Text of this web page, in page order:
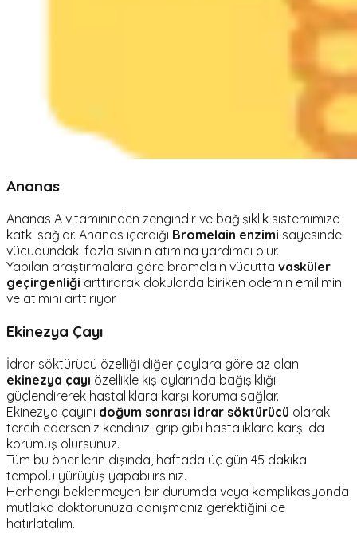
Ananas
Ananas A vitamininden zengindir ve bağışıklık sistemimize
katkı sağlar. Ananas içerdiği Bromelain enzimi sayesinde
vücudundaki fazla sıvının atımına yardımcı olur.
Yapılan araştırmalara göre bromelain vücutta vasküler
geçirgenliği arttırarak dokularda biriken ödemin emilimini
ve atımını arttırıyor.
Ekinezya Çayı
İdrar söktürücü özelliği diğer çaylara göre az olan
ekinezya çayı özellikle kış aylarında bağışıklığı
güçlendirerek hastalıklara karşı koruma sağlar.
Ekinezya çayını doğum sonrası idrar söktürücü olarak
tercih ederseniz kendinizi grip gibi hastalıklara karşı da
korumuş olursunuz.
Tüm bu önerilerin dışında, haftada üç gün 45 dakika
tempolu yürüyüş yapabilirsiniz.
Herhangi beklenmeyen bir durumda veya komplikasyonda
mutlaka doktorunuza danışmanız gerektiğini de
hatırlatalım.